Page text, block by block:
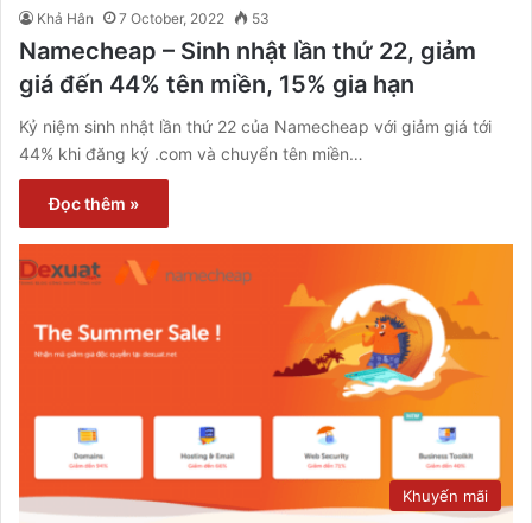
Khả Hân 7 October, 2022 53
Namecheap – Sinh nhật lần thứ 22, giảm
giá đến 44% tên miền, 15% gia hạn
Kỷ niệm sinh nhật lần thứ 22 của Namecheap với giảm giá tới
44% khi đăng ký .com và chuyển tên miền…
Đọc thêm »
Khuyến mãi